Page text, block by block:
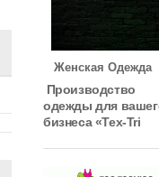
Женская Одежда
Производство
одежды для
бизнеса «Tex-Tri